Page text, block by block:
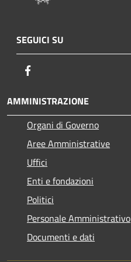
SEGUICI SU
AMMINISTRAZIONE
Organi di Governo
Aree Amministrative
Uffici
Enti e fondazioni
Politici
Personale Amministrativo
Documenti e dati